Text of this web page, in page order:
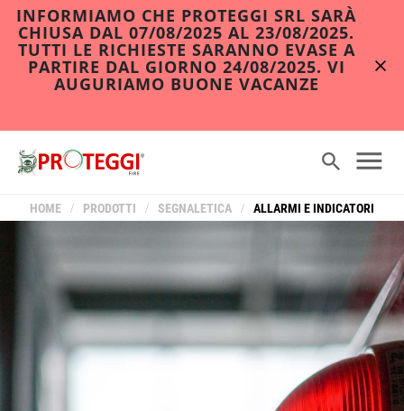
INFORMIAMO CHE PROTEGGI SRL SARÀ
CHIUSA DAL 07/08/2025 AL 23/08/2025.
TUTTI LE RICHIESTE SARANNO EVASE A
PARTIRE DAL GIORNO 24/08/2025. VI
AUGURIAMO BUONE VACANZE
HOME / PRODOTTI / SEGNALETICA / ALLARMI E INDICATORI